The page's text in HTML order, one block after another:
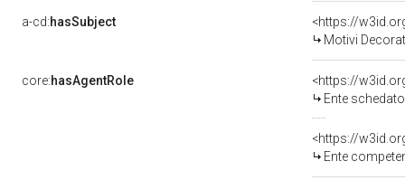
a-cd:hasSubject
<https://
Motivi
core:hasAgentRole
<https://
Ente
<https://
Ente competente per tutela